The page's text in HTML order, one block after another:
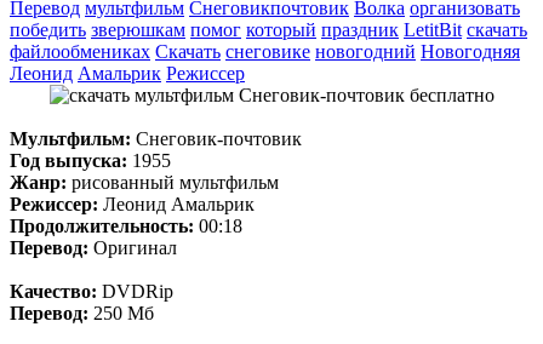
Перевод мультфильм Снеговикпочтовик Волка организовать
победить зверюшкам помог который праздник LetitBit скачать
файлообмениках Скачать снеговике новогодний Новогодняя
Леонид Амальрик Режиссер
Мультфильм: Снеговик-почтовик
Год выпуска: 1955
Жанр: рисованный мультфильм
Режиссер: Леонид Амальрик
Продолжительность: 00:18
Перевод: Оригинал
Качество: DVDRip
Перевод: 250 Мб